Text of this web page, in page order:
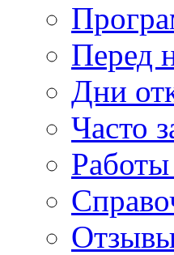
Перед
Дни
Часто